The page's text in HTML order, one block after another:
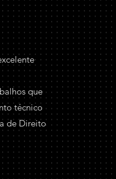
que
técnico
de Direito